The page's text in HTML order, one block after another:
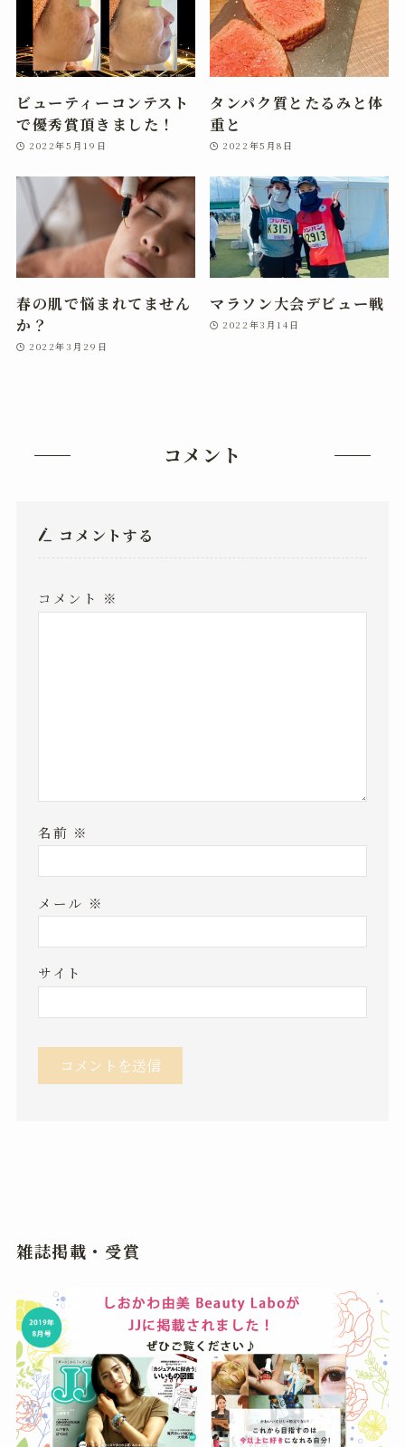
ビューティーコンテスト
で優秀賞頂きました！
2022年5月19日
タンパク質とたるみと体
重と
2022年5月8日
春の肌で悩まれてません
か？
2022年3月29日
マラソン大会デビュー戦
2022年3月14日
コメント
コメントする
コメント ※
名前 ※
メール ※
サイト
雑誌掲載・受賞